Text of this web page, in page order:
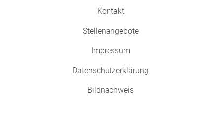
Kontakt
Stellenangebote
Impressum
Datenschutzerklärung
Bildnachweis